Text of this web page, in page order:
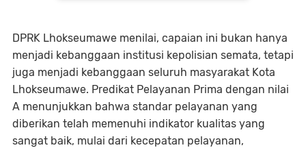
DPRK Lhokseumawe menilai, capaian ini bukan hanya
menjadi kebanggaan institusi kepolisian semata, tetapi
juga menjadi kebanggaan seluruh masyarakat Kota
Lhokseumawe. Predikat Pelayanan Prima dengan nilai
A menunjukkan bahwa standar pelayanan yang
diberikan telah memenuhi indikator kualitas yang
sangat baik, mulai dari kecepatan pelayanan,